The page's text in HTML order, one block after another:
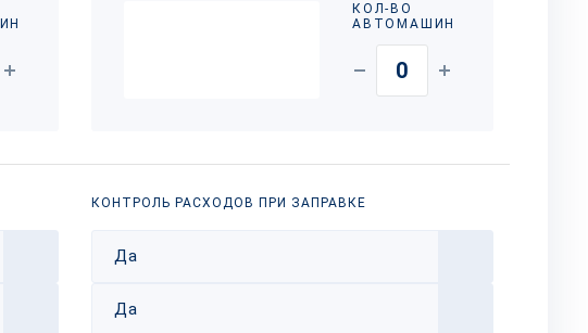
КОЛ-ВО
АВТОМАШИН
КОНТРОЛЬ РАСХОДОВ ПРИ ЗАПРАВКЕ
Да
Да